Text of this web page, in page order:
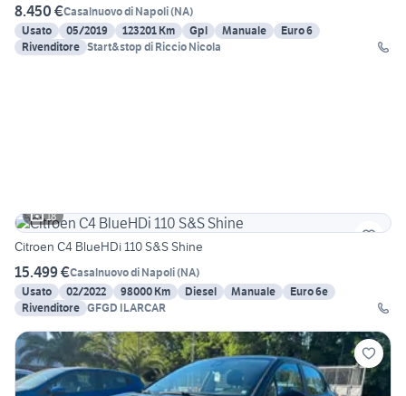
8.450 €Casalnuovo di Napoli(NA)
Usato
05/2019 123201 Km Gpl Manuale
Euro 6
Rivenditore Start&stop di Riccio Nicola
18
Citroen C4 BlueHDi 110 S&S Shine
15.499 €Casalnuovo di Napoli(NA)
Usato
02/2022 98000 Km Diesel Manuale
Euro 6e
Rivenditore GFGD ILARCAR